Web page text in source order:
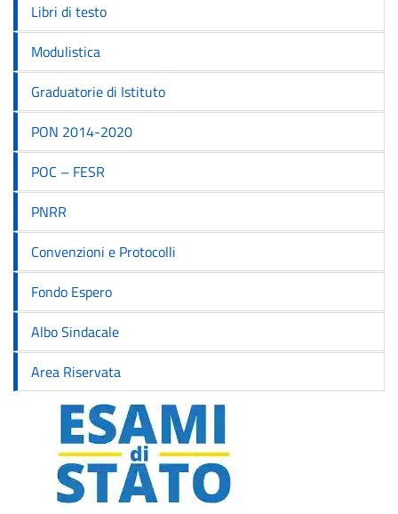
Libri di testo
Modulistica
Graduatorie di Istituto
PON 2014-2020
POC – FESR
PNRR
Convenzioni e Protocolli
Fondo Espero
Albo Sindacale
Area Riservata